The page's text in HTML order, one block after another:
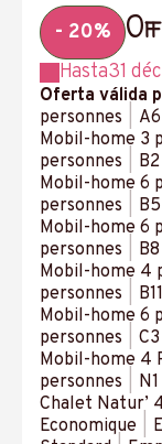
- 20%
à
Hasta31
Oferta válida
personnes
Mobil-home 3
personnes
Mobil-home 6
personnes
Mobil-home 6
personnes
Mobil-home 4
personnes
Mobil-home 6
personnes
Mobil-home 4
personnes
Chalet Natur’
Economique